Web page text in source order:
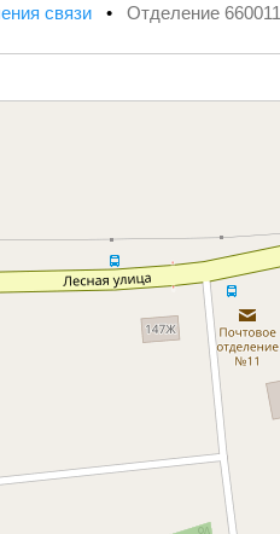
связи • Отделение 660011